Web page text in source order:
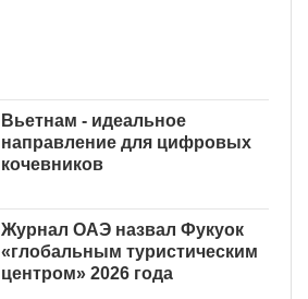
Вьетнам - идеальное
направление для цифровых
кочевников
Журнал ОАЭ назвал Фукуок
«глобальным туристическим
центром» 2026 года